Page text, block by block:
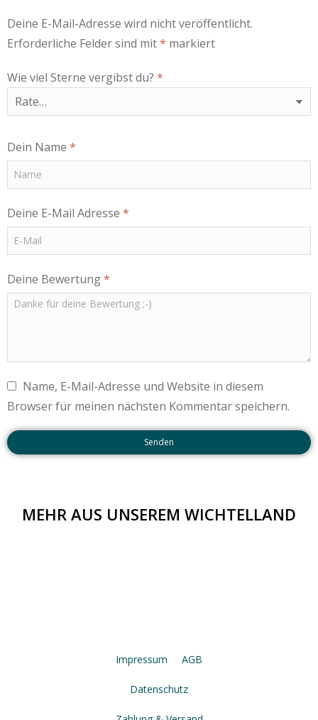
Deine E-Mail-Adresse wird nicht veröffentlicht.
Erforderliche Felder sind mit* markiert
Wie viel Sterne vergibst du? *
Dein Name *
Deine E-Mail Adresse *
Deine Bewertung*
Name, E-Mail-Adresse und Website in diesem
Browser für meinen nächsten Kommentar speichern.
Senden
MEHR AUS UNSEREM WICHTELLAND
Impressum AGB
Datenschutz